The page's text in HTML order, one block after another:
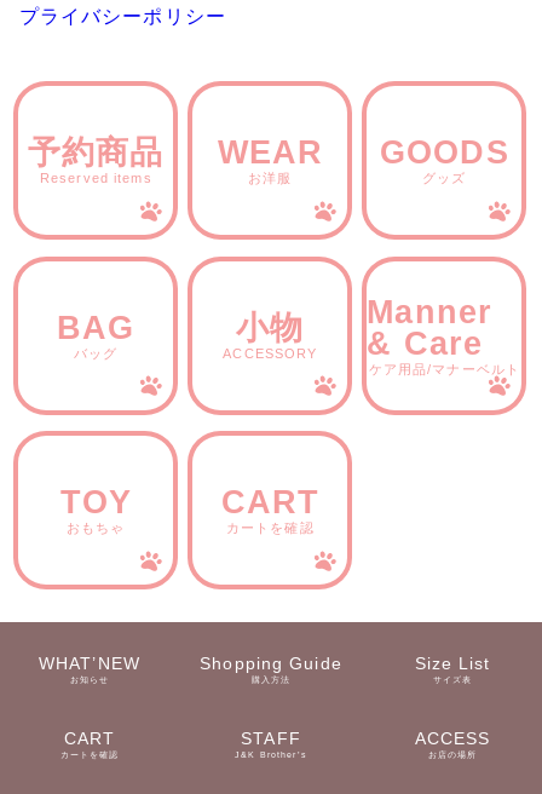
プライバシーポリシー
予約商品
Reserved items
WEAR
お洋服
GOODS
グッズ
BAG
バッグ
小物
ACCESSORY
Manner
& Care
ケア用品/マナーベルト
TOY
おもちゃ
CART
カートを確認
WHAT’NEW
お知らせ
Shopping Guide
購入方法
Size List
サイズ表
CART
カートを確認
STAFF
J&K Brother’s
ACCESS
お店の場所